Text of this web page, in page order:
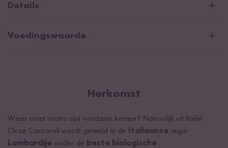
Details
Voedingswaarde
waarvan suikers
Herkomst
Waar moet risotto rijst vandaan komen? Natuurlijk uit Italië!
Onze Carnaroli wordt geteeld in de
Italiaanse regio
Lombardije onder de beste biologische